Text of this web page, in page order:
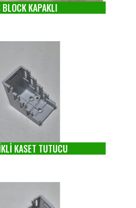
BLOCK KAPAKLI
KASET TUTUCU